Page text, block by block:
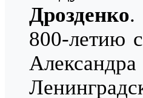
Дрозденко.
800-летию